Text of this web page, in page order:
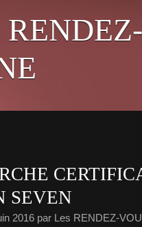
SEVEN
2016 par Les RENDEZ-